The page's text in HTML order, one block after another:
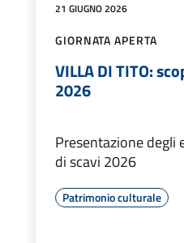
21 GIUGNO 2026
GIORNATA APERTA
VILLA DI TITO:
2026
Presentazione degli
di scavi 2026
Patrimonio culturale